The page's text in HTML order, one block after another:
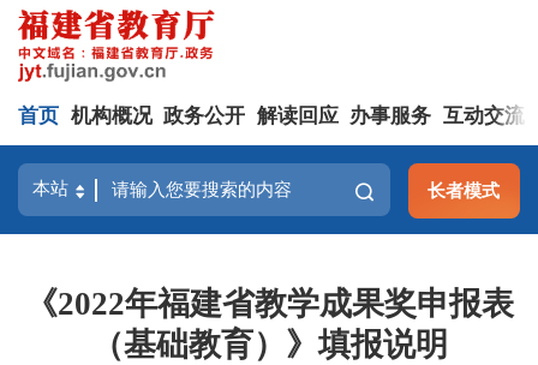
首页 机构概况 政务公开 解读回应 办事服务 互动交流
长者模式
《2022年福建省教学成果奖申报表
（基础教育）》填报说明